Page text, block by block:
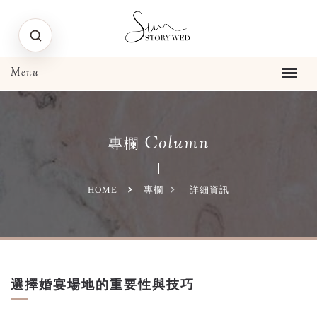
專欄 Column
HOME 專欄 詳細資訊
選擇婚宴場地的重要性與技巧